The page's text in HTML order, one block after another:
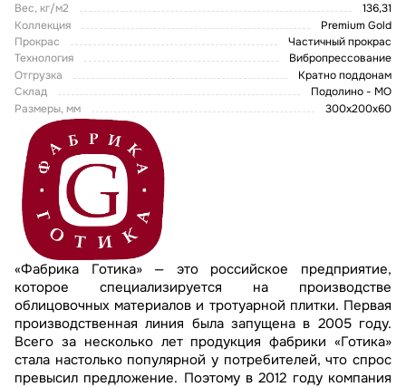
Вес, кг/м2
136,31
Коллекция
Premium Gold
Прокрас
Частичный прокрас
Технология
Вибропрессование
Отгрузка
Кратно поддонам
Склад
Подолино - МО
Размеры, мм
300х200х60
«Фабрика Готика» — это российское предприятие,
которое специализируется на производстве
облицовочных материалов и тротуарной плитки. Первая
производственная линия была запущена в 2005 году.
Всего за несколько лет продукция фабрики «Готика»
стала настолько популярной у потребителей, что спрос
превысил предложение. Поэтому в 2012 году компания